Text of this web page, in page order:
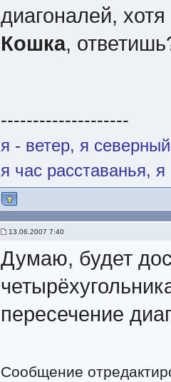
диагоналей,
Кошка,
--------------------
я - ветер, я
я час расставанья,
13.06.2007 7:40
Думаю, будет
пересечение
Сообщение